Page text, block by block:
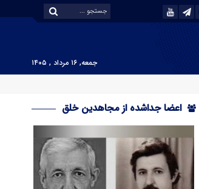
جمعه, ۱۶ مرداد , ۱۴۰۵
اعضا جداشده از مجاهدین خلق